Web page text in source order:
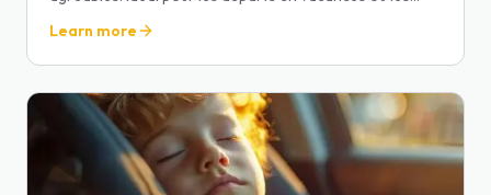
Learn more